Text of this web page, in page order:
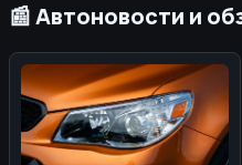
📰 Автоновости и